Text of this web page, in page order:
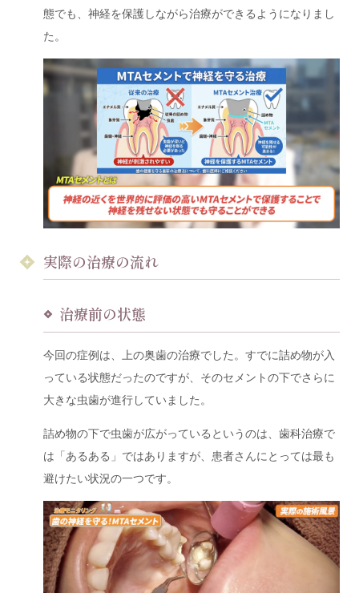
態でも、神経を保護しながら治療ができるようになりまし
た。
実際の治療の流れ
治療前の状態
今回の症例は、上の奥歯の治療でした。すでに詰め物が入
っている状態だったのですが、そのセメントの下でさらに
大きな虫歯が進行していました。
詰め物の下で虫歯が広がっているというのは、歯科治療で
は「あるある」ではありますが、患者さんにとっては最も
避けたい状況の一つです。